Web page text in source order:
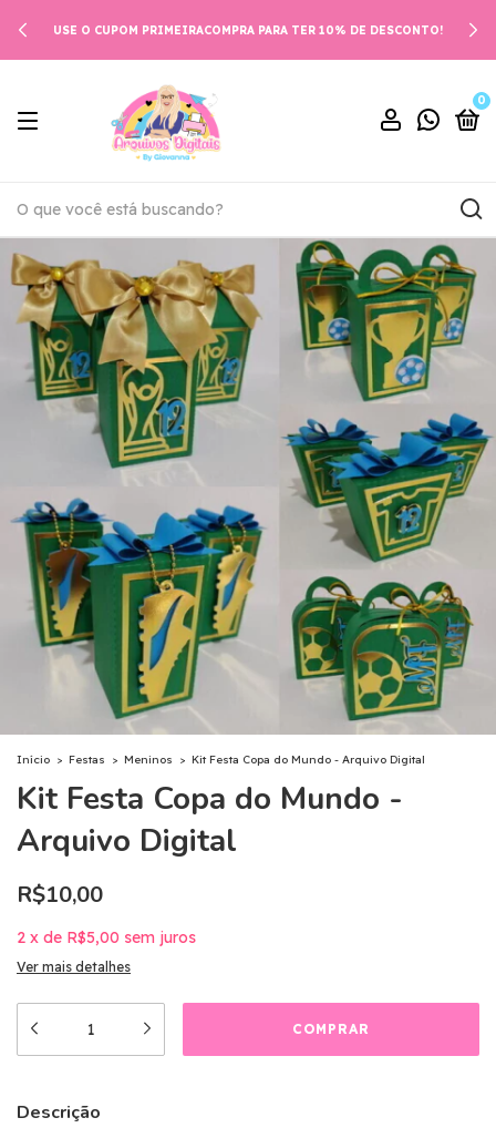
USE O CUPOM PRIMEIRACOMPRA PARA TER 10% DE DESCONTO!
0
Início > Festas > Meninos > Kit Festa Copa do Mundo - Arquivo Digital
Kit Festa Copa do Mundo -
Arquivo Digital
R$10,00
2 x de R$5,00 sem juros
Ver mais detalhes
Descrição